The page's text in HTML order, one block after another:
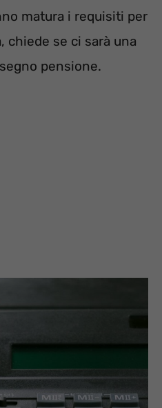
matura i requisiti per
chiede se ci sarà una
pensione.